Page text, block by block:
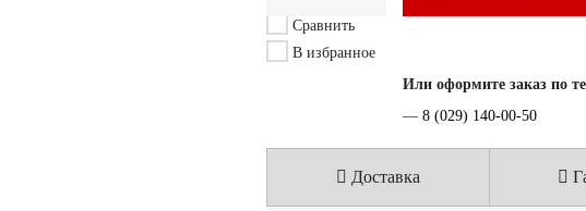
Сравнить
В избранное
Или оформите заказ по
— 8 (029) 140-00-50
Доставка